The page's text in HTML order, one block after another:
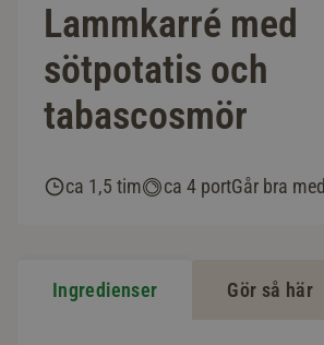
Lammkarré med
sötpotatis och
tabascosmör
ca 1,5 tim ca 4 portGår bra med
Ingredienser Gör så här